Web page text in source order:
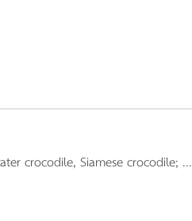
crocodile, Siamese crocodile; ...